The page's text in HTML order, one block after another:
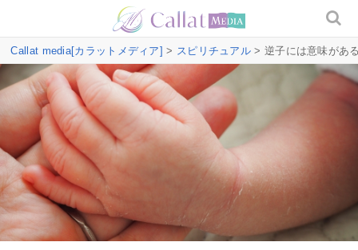
Callat media[カラットメディア] > スピリチュアル > 逆子には意味があ